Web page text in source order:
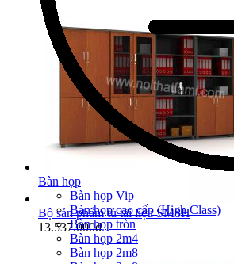
Bộ sản phẩm tủ tài liệu SM8H
13.537.000đ
Bàn họp
Bàn họp Vip
Bàn họp cao cấp (High Class)
Bàn họp tròn
Bàn họp 2m4
Bàn họp 2m8